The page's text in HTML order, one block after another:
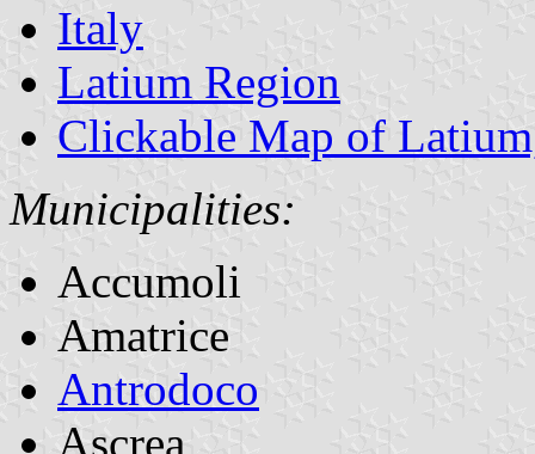
Italy
Latium Region
Clickable Map of
Municipalities:
Accumoli
Amatrice
Antrodoco
Ascrea